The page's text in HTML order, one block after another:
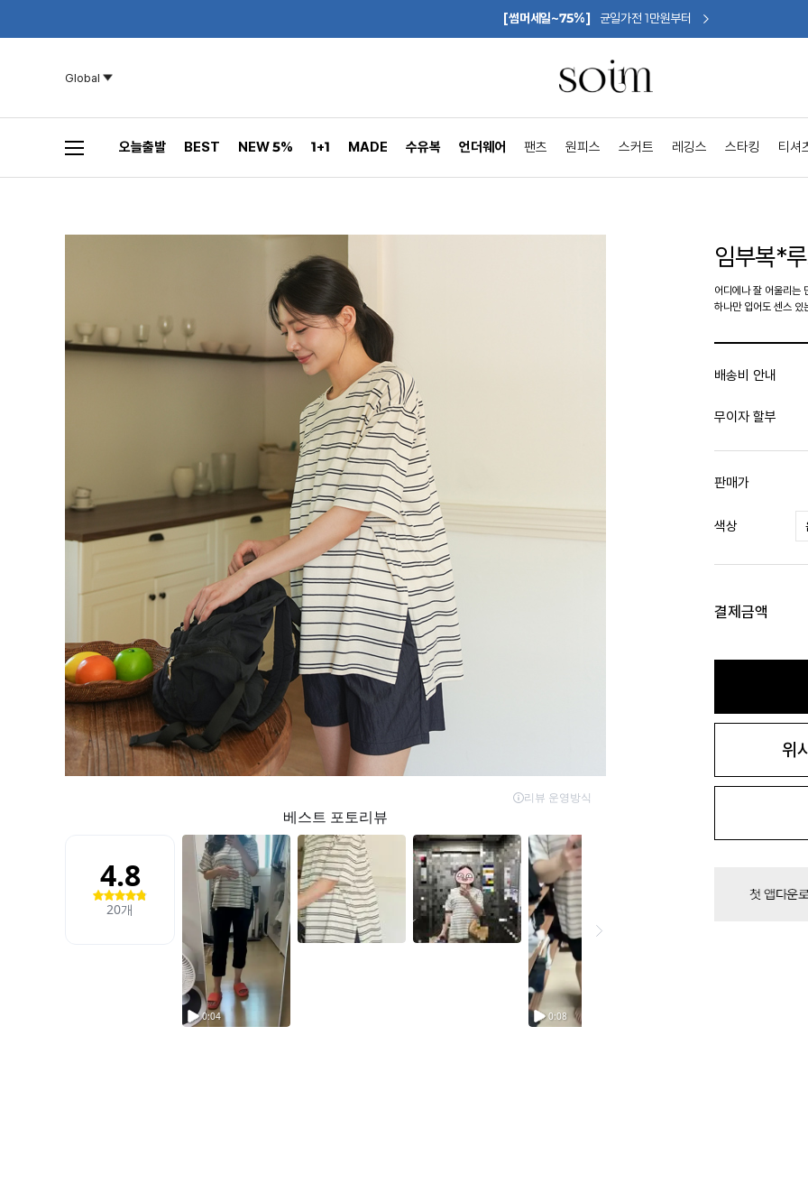
[썸머세일~75%] 균일가전 1만원부터
Global
오늘출발 BEST NEW 5% 1+1 MADE 수유복 언더웨어 팬츠 원피스 스커트 레깅스 스타킹 티셔
임부복*
어디에나 잘 어울리는
하나만 입어도 센스 있
배송비 안내
무이자 할부
판매가
색상
결제금액
위